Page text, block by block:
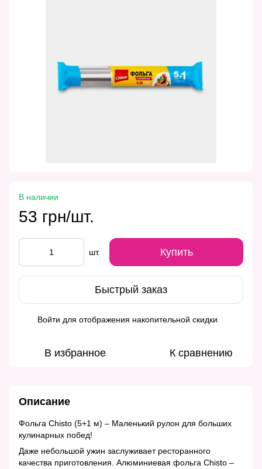
В наличии
53 грн/шт.
шт. Купить
Быстрый заказ
Войти для отображения накопительной скидки
В избранное К сравнению
Описание
Фольга Chisto (5+1 м) – Маленький рулон для больших
кулинарных побед!
Даже небольшой ужин заслуживает ресторанного
качества приготовления. Алюминиевая фольга Chisto –